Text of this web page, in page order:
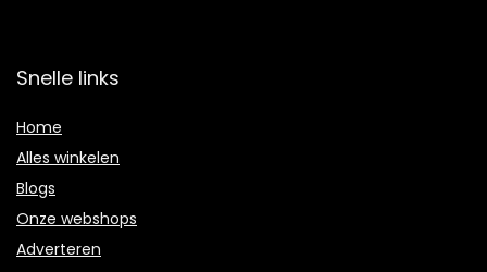
Snelle links
Home
Alles winkelen
Blogs
Onze webshops
Adverteren